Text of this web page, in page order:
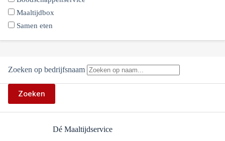
Maaltijdbox
Samen eten
Zoeken op bedrijfsnaam
Zoeken
Dé Maaltijdservice